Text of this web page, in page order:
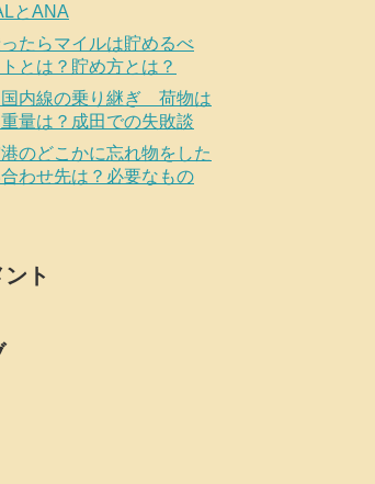
とANA
たらマイルは貯めるべ
とは？貯め方とは？
国内線の乗り継ぎ 荷物は
量は？成田での失敗談
のどこかに忘れ物をした
わせ先は？必要なもの
ト